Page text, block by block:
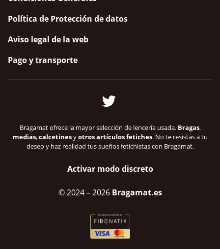
Política de Protección de datos
Aviso legal de la web
Pago y transporte
Bragamat ofrece la mayor selección de lencería usada. Bragas,
medias,calcetinesyotros artículos fetiches. No te resistas a tu
deseo y haz realidad tus sueños fetichistas con Bragamat.
Activar modo discreto
© 2024– 2026 Bragamat.es